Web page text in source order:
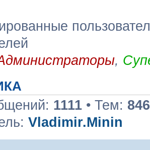
,
1111 • Тем: 846
Vladimir.Minin